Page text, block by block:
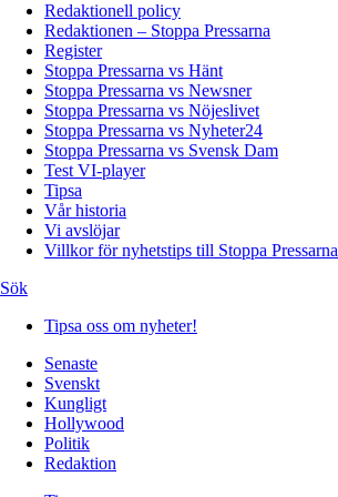
Redaktionell policy
Redaktionen – Stoppa Pressarna
Register
Stoppa Pressarna vs Hänt
Stoppa Pressarna vs Newsner
Stoppa Pressarna vs Nöjeslivet
Stoppa Pressarna vs Nyheter24
Stoppa Pressarna vs Svensk Dam
Test VI-player
Tipsa
Vår historia
Vi avslöjar
Villkor för nyhetstips till Stoppa Pressarna
Sök
Tipsa oss om nyheter!
Senaste
Svenskt
Kungligt
Hollywood
Politik
Redaktion